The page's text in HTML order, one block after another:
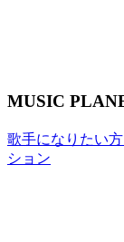
MUSIC
歌手になりたい
ション